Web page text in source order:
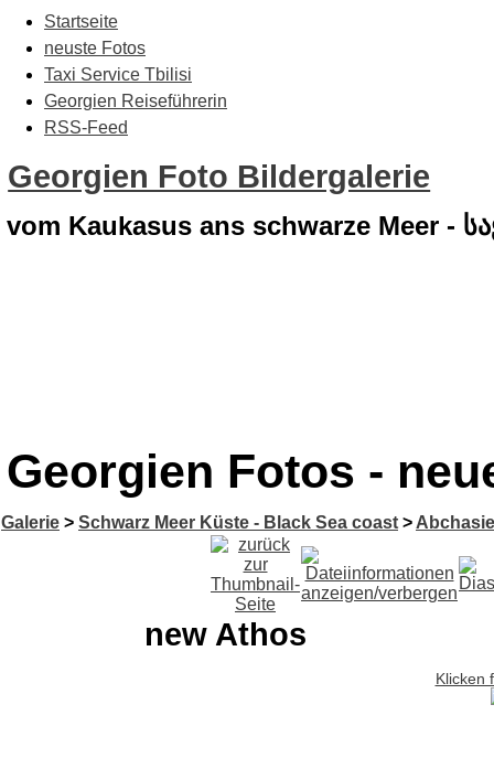
Startseite
neuste Fotos
Taxi Service Tbilisi
Georgien Reiseführerin
RSS-Feed
Georgien Foto Bildergalerie
vom Kaukasus ans schwarze Meer -
Georgien Fotos -
Galerie > Schwarz Meer Küste - Black Sea coast >
new Athos
Klicken